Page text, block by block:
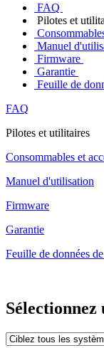
FAQ
Pilotes et
Manuel
Firmware
Garantie
Feuille de
FAQ
Pilotes et utilitaires
Consommables et
Manuel d'utilisation
Firmware
Garantie
Feuille de données
Sélectionnez